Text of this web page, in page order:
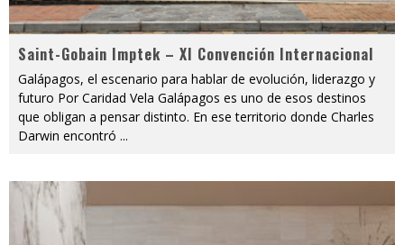
Saint-Gobain Imptek – XI Convención Internacional
Galápagos, el escenario para hablar de evolución, liderazgo y
futuro Por Caridad Vela Galápagos es uno de esos destinos
que obligan a pensar distinto. En ese territorio donde Charles
Darwin encontró ...